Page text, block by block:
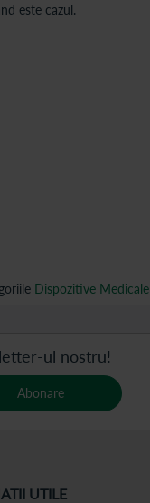
este cazul.
Dispozitive Medicale
ul nostru!
Abonare
UTILE